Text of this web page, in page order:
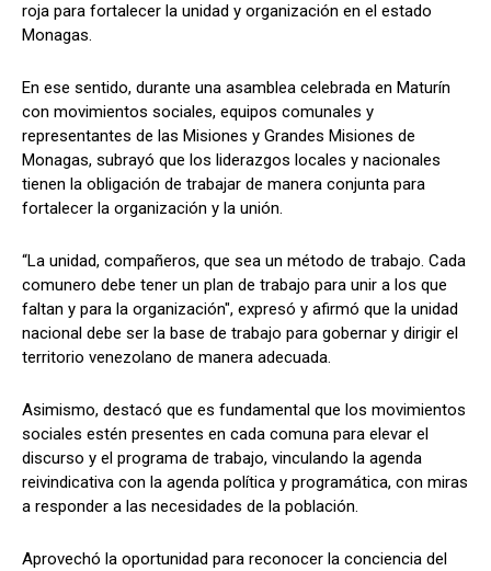
roja para fortalecer la unidad y organización en el estado
Monagas.
En ese sentido, durante una asamblea celebrada en Maturín
con movimientos sociales, equipos comunales y
representantes de las Misiones y Grandes Misiones de
Monagas, subrayó que los liderazgos locales y nacionales
tienen la obligación de trabajar de manera conjunta para
fortalecer la organización y la unión.
“La unidad, compañeros, que sea un método de trabajo. Cada
comunero debe tener un plan de trabajo para unir a los que
faltan y para la organización", expresó y afirmó que la unidad
nacional debe ser la base de trabajo para gobernar y dirigir el
territorio venezolano de manera adecuada.
Asimismo, destacó que es fundamental que los movimientos
sociales estén presentes en cada comuna para elevar el
discurso y el programa de trabajo, vinculando la agenda
reivindicativa con la agenda política y programática, con miras
a responder a las necesidades de la población.
Aprovechó la oportunidad para reconocer la conciencia del